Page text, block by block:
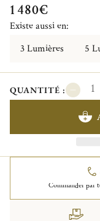
1 480€
Existe aussi en:
3 Lumières
5
QUANTITÉ :
Commander par